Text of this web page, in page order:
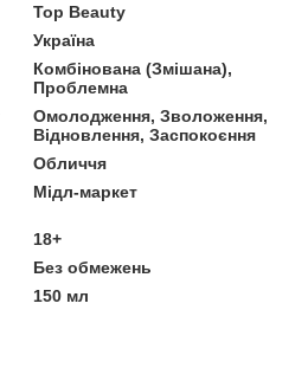
Top Beauty
Україна
Комбінована (Змішана),
Проблемна
Омолодження, Зволоження,
Відновлення, Заспокоєння
Обличчя
Мідл-маркет
18+
Без обмежень
150 мл